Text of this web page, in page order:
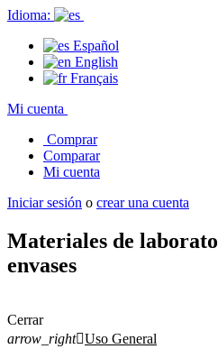
Idioma:
Español
English
Français
Mi cuenta
Comprar
Comparar
Mi cuenta
Iniciar sesión o crear una cuenta
Materiales de
envases
Cerrar
arrow_rightUso General